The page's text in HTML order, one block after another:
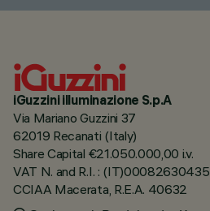
iGuzzini illuminazione S.p.A
Via Mariano Guzzini 37
62019 Recanati (Italy)
Share Capital €21.050.000,00 i.v.
VAT N. and R.I. : (IT)00082630435
CCIAA Macerata, R.E.A. 40632